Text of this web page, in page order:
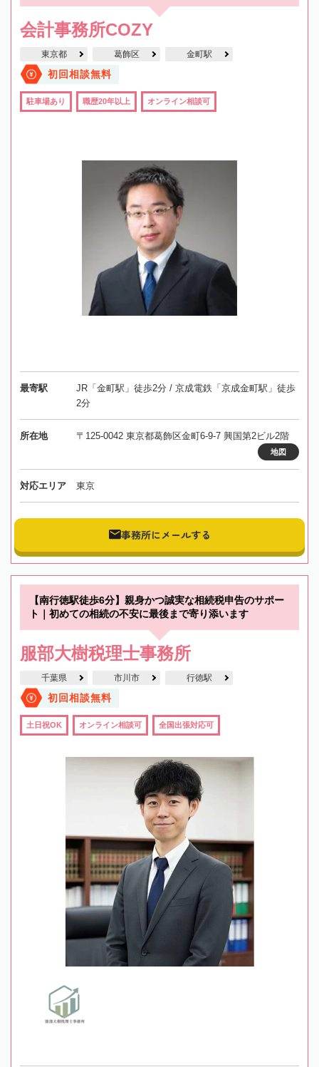
会計事務所COZY
東京都 葛飾区 金町駅
初回相談無料
駐車場あり 職歴20年以上 オンライン相談可
最寄駅
JR「金町駅」徒歩2分 / 京成電鉄「京成金町駅」徒歩
2分
所在地 〒125-0042 東京都葛飾区金町6-9-7 興国第2ビル2階
地図
対応エリア 東京
事務所にメールする
【南行徳駅徒歩6分】親身かつ誠実な相続税申告のサポー
ト｜初めての相続の不安に最後まで寄り添います
服部大樹税理士事務所
千葉県 市川市 行徳駅
初回相談無料
土日祝OK オンライン相談可 全国出張対応可